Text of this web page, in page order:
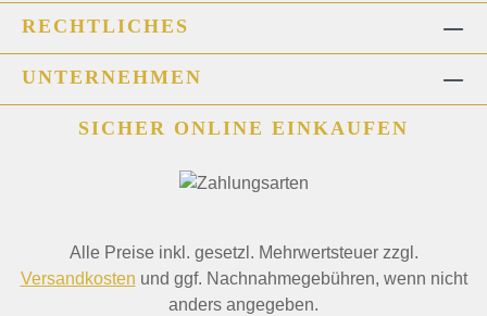
RECHTLICHES
UNTERNEHMEN
SICHER ONLINE EINKAUFEN
Alle Preise inkl. gesetzl. Mehrwertsteuer zzgl.
Versandkosten und ggf. Nachnahmegebühren, wenn nicht
anders angegeben.